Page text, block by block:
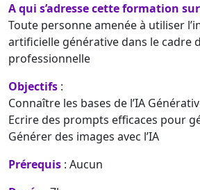
A qui s’adresse cette formation
Toute personne amenée à utiliser
artificielle générative dans le cadre
professionnelle
Objectifs :
Connaître les bases de l’IA
Ecrire des prompts efficaces pour
Générer des images avec l’IA
Prérequis : Aucun